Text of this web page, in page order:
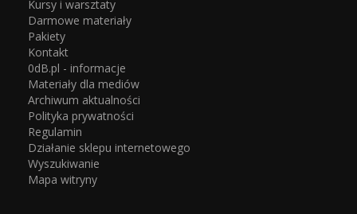
Kursy i warsztaty
Darmowe materiały
Pakiety
Kontakt
0dB.pl - informacje
Materiały dla mediów
Archiwum aktualności
Polityka prywatności
Regulamin
Działanie sklepu internetowego
Wyszukiwanie
Mapa witryny